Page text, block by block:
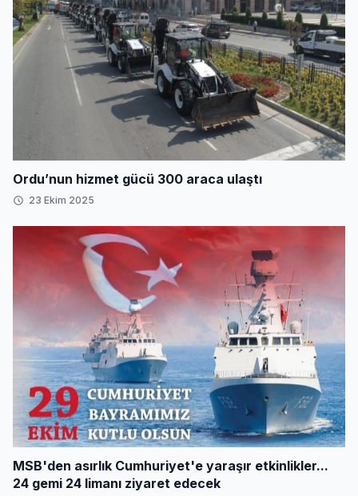
Ordu’nun hizmet gücü 300 araca ulaştı
23 Ekim 2025
MSB'den asırlık Cumhuriyet'e yaraşır etkinlikler...
24 gemi 24 limanı ziyaret edecek